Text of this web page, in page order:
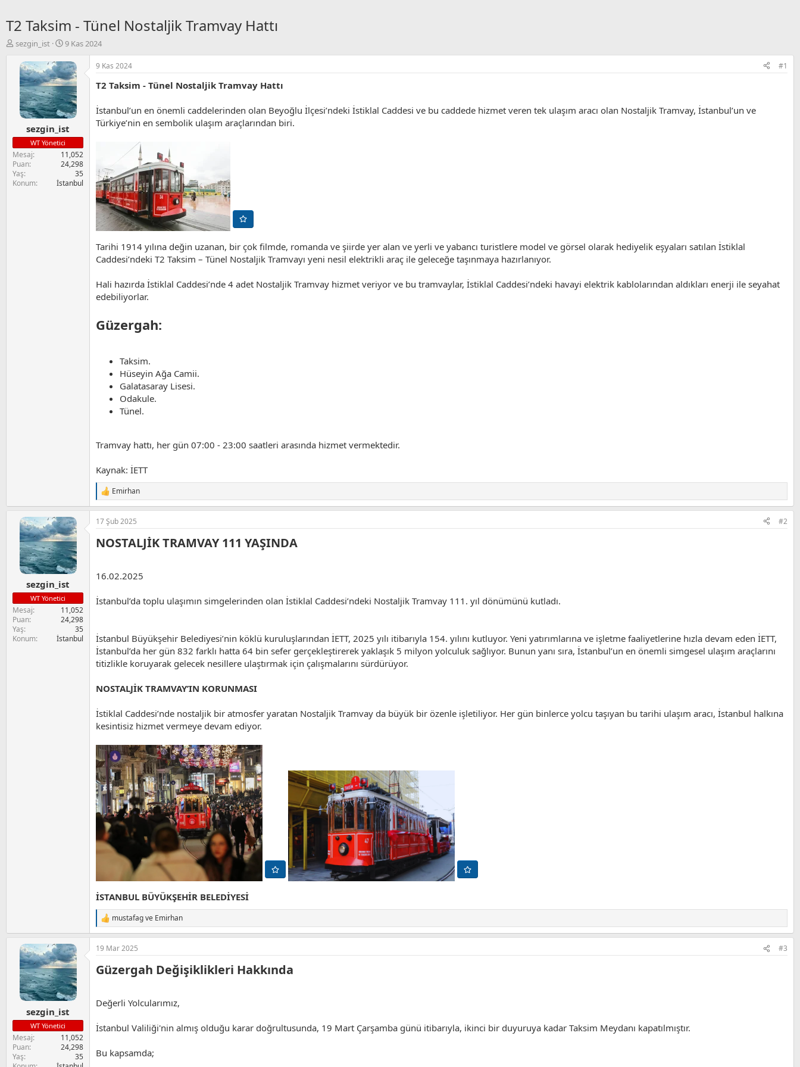
T2 Taksim - Tünel Nostaljik Tramvay Hattı
K
l
a
t
a
n
sezgin_ist
B
ş
l
a
n
g
ı
ç
t
a
r
h
9 Kas 2024
sezgin_ist
WT Yönetici
Mesaj
11,052
Puan
24,298
Yaş
35
Konum
İstanbul
9 Kas 2024 #1
T2 Taksim - Tünel Nostaljik Tramvay Hattı
İstanbul’un en önemli caddelerinden olan Beyoğlu İlçesi’ndeki İstiklal Caddesi ve bu caddede hizmet veren tek ulaşım aracı olan Nostaljik Tramvay, İstanbul’un ve
Türkiye’nin en sembolik ulaşım araçlarından biri.
Tarihi 1914 yılına değin uzanan, bir çok filmde, romanda ve şiirde yer alan ve yerli ve yabancı turistlere model ve görsel olarak hediyelik eşyaları satılan İstiklal
Caddesi’ndeki T2 Taksim – Tünel Nostaljik Tramvayı yeni nesil elektrikli araç ile geleceğe taşınmaya hazırlanıyor.
Hali hazırda İstiklal Caddesi’nde 4 adet Nostaljik Tramvay hizmet veriyor ve bu tramvaylar, İstiklal Caddesi’ndeki havayi elektrik kablolarından aldıkları enerji ile seyahat
edebiliyorlar.
Güzergah:
Taksim.
Hüseyin Ağa Camii.
Galatasaray Lisesi.
Odakule.
Tünel.
Tramvay hattı, her gün 07:00 - 23:00 saatleri arasında hizmet vermektedir.
Kaynak: İETT
T
e
p
k
l
Emirhan
sezgin_ist
WT Yönetici
Mesaj
11,052
Puan
24,298
Yaş
35
Konum
İstanbul
17 Şub 2025 #2
NOSTALJİK TRAMVAY 111 YAŞINDA​
16.02.2025
İstanbul’da toplu ulaşımın simgelerinden olan İstiklal Caddesi’ndeki Nostaljik Tramvay 111. yıl dönümünü kutladı.
İstanbul Büyükşehir Belediyesi’nin köklü kuruluşlarından İETT, 2025 yılı itibarıyla 154. yılını kutluyor. Yeni yatırımlarına ve işletme faaliyetlerine hızla devam eden İETT,
İstanbul’da her gün 832 farklı hatta 64 bin sefer gerçekleştirerek yaklaşık 5 milyon yolculuk sağlıyor. Bunun yanı sıra, İstanbul’un en önemli simgesel ulaşım araçlarını
titizlikle koruyarak gelecek nesillere ulaştırmak için çalışmalarını sürdürüyor.
NOSTALJİK TRAMVAY’IN KORUNMASI
İstiklal Caddesi’nde nostaljik bir atmosfer yaratan Nostaljik Tramvay da büyük bir özenle işletiliyor. Her gün binlerce yolcu taşıyan bu tarihi ulaşım aracı, İstanbul halkına
kesintisiz hizmet vermeye devam ediyor.
İSTANBUL BÜYÜKŞEHİR BELEDİYESİ
T
e
p
k
l
:
mustafagve Emirhan
sezgin_ist
WT Yönetici
Mesaj
11,052
Puan
24,298
Yaş
35
19 Mar 2025 #3
Güzergah Değişiklikleri Hakkında​
Değerli Yolcularımız,
İstanbul Valiliği'nin almış olduğu karar doğrultusunda, 19 Mart Çarşamba günü itibarıyla, ikinci bir duyuruya kadar Taksim Meydanı kapatılmıştır.
Bu kapsamda;